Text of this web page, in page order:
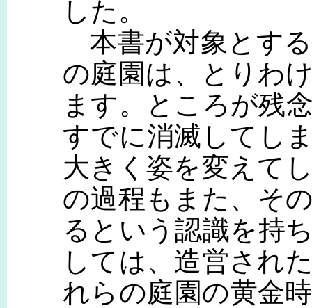
した。
本書が対象とす
の庭園は、とりわ
ます。ところが残
すでに消滅してし
大きく姿を変えて
の過程もまた、そ
るという認識を持
しては、造営され
れらの庭園の黄金